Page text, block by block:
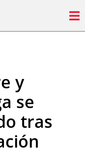
y
se
tras